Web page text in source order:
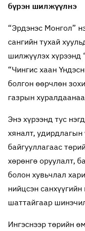
бүрэн шилжүүлнэ
“Эрдэнэс Монгол”
сангийн тухай
шилжүүлэх хүрээнд
“Чингис хаан
болгон өөрчлөн
газрын
Энэ хүрээнд тус
хяналт,
байгууллагаас
хөрөнгө оруулалт,
болон хувьчлал
нийцсэн
шаттайгаар
Ингэснээр төрийн